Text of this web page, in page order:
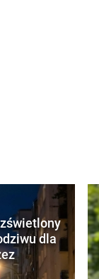
dla